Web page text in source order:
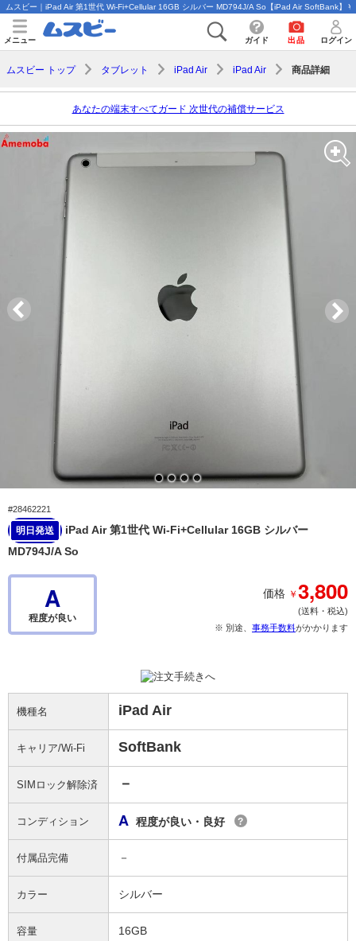
ムスビー｜iPad Air 第1世代 Wi-Fi+Cellular 16GB シルバー MD794J/A So【iPad Air SoftBank】
メニュー ガイド 出品 ログイン
ムスビー トップ タブレット iPad Air iPad Air 商品詳細
あなたの端末すべてガード 次世代の補償サービス
#28462221
明日発送
iPad Air 第1世代 Wi-Fi+Cellular 16GB シルバー
MD794J/A So
A
程度が良い
価格 ￥3,800
(送料・税込)
※ 別途、 事務手数料がかかります
機種名 iPad Air
キャリア/Wi-Fi SoftBank
SIMロック解除済 －
コンディション A 程度が良い・良好 ?
付属品完備 －
カラー シルバー
容量 16GB